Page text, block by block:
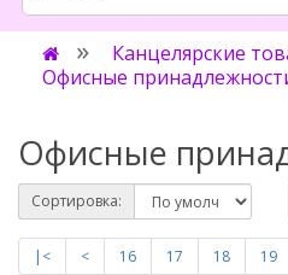
Канцелярские
Офисные
Офисные
Сортировка:
|< < 16 17 18 19